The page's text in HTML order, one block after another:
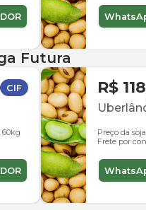
Futura
CIF
60kg
R$
Preço da
Frete por